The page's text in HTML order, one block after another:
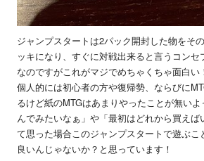
ジャンプスタートは2パック開封した物をそ
ッキになり、すぐに対戦出来ると言うコンセ
なのですがこれがマジでめちゃくちゃ面白い
個人的には初心者の方や復帰勢、ならびに
るけど紙のMTGはあまりやったことが無い
んでみたいなぁ」や「最初はどれから買えば
て思った場合このジャンプスタートで遊ぶこ
良いんじゃないか？と思っています！